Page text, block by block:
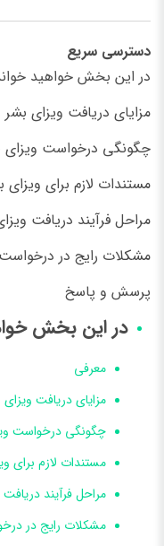
دسترسی سریع
در این بخش خواهید
مزایای دریافت ویزای
چگونگی درخواست ویزای
مستندات لازم برای
مراحل فرآیند دریافت
مشکلات رایج در
پرسش و پاسخ
در این بخش
معرفی
مزایای دریافت
چگونگی درخواست
مستندات لازم برای
مراحل فرآیند
مشکلات رایج در